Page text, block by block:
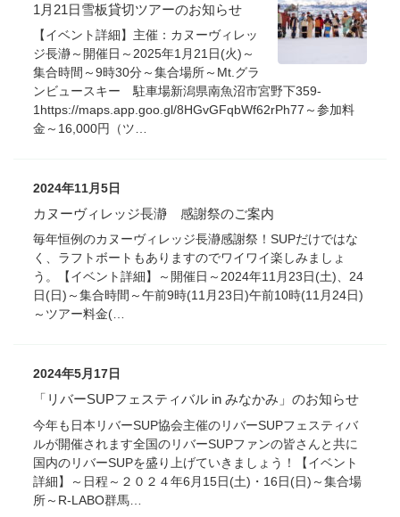
1月21日雪板貸切ツアーのお知らせ
【イベント詳細】主催：カヌーヴィレッ
ジ長瀞～開催日～2025年1月21日(火)～
集合時間～9時30分～集合場所～Mt.グラ
ンビュースキー 駐車場新潟県南魚沼市宮野下359-
1https://maps.app.goo.gl/8HGvGFqbWf62rPh77～参加料
金～16,000円（ツ…
2024年11月5日
カヌーヴィレッジ長瀞 感謝祭のご案内
毎年恒例のカヌーヴィレッジ長瀞感謝祭！SUPだけではな
く、ラフトボートもありますのでワイワイ楽しみましょ
う。【イベント詳細】～開催日～2024年11月23日(土)、24
日(日)～集合時間～午前9時(11月23日)午前10時(11月24日)
～ツアー料金(…
2024年5月17日
「リバーSUPフェスティバル in みなかみ」のお知らせ
今年も日本リバーSUP協会主催のリバーSUPフェスティバ
ルが開催されます全国のリバーSUPファンの皆さんと共に
国内のリバーSUPを盛り上げていきましょう！【イベント
詳細】～日程～２０２４年6月15日(土)・16日(日)～集合場
所～R-LABO群馬…